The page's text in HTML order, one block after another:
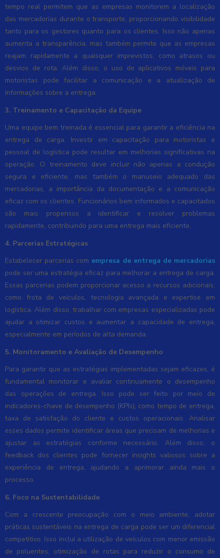
tempo real permitem que as empresas monitorem a localização
das mercadorias durante o transporte, proporcionando visibilidade
tanto para os gestores quanto para os clientes. Isso não apenas
aumenta a transparência, mas também permite que as empresas
reajam rapidamente a quaisquer imprevistos, como atrasos ou
desvios de rota. Além disso, o uso de aplicativos móveis para
motoristas pode facilitar a comunicação e a atualização de
informações sobre a entrega.
3. Treinamento e Capacitação da Equipe
Uma equipe bem treinada é essencial para garantir a eficiência na
entrega de carga. Investir em capacitação para motoristas e
pessoal de logística pode resultar em melhorias significativas na
operação. O treinamento deve incluir não apenas a condução
segura e eficiente, mas também o manuseio adequado das
mercadorias, a importância da documentação e a comunicação
eficaz com os clientes. Funcionários bem informados e capacitados
são mais propensos a identificar e resolver problemas
rapidamente, contribuindo para uma entrega mais eficiente.
4. Parcerias Estratégicas
Estabelecer parcerias com empresa de entrega de mercadorias
pode ser uma estratégia eficaz para melhorar a entrega de carga.
Essas parcerias podem proporcionar acesso a recursos adicionais,
como frota de veículos, tecnologia avançada e expertise em
logística. Além disso, trabalhar com empresas especializadas pode
ajudar a otimizar custos e aumentar a capacidade de entrega,
especialmente em períodos de alta demanda.
5. Monitoramento e Avaliação de Desempenho
Para garantir que as estratégias implementadas sejam eficazes, é
fundamental monitorar e avaliar continuamente o desempenho
das operações de entrega. Isso pode ser feito por meio de
indicadores-chave de desempenho (KPIs), como tempo de entrega,
taxa de satisfação do cliente e custos operacionais. Analisar
esses dados permite identificar áreas que precisam de melhorias e
ajustar as estratégias conforme necessário. Além disso, o
feedback dos clientes pode fornecer insights valiosos sobre a
experiência de entrega, ajudando a aprimorar ainda mais o
processo.
6. Foco na Sustentabilidade
Com a crescente preocupação com o meio ambiente, adotar
práticas sustentáveis na entrega de carga pode ser um diferencial
competitivo. Isso inclui a utilização de veículos com menor emissão
de poluentes, otimização de rotas para reduzir o consumo de